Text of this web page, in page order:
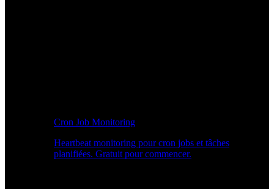
Cron Job Monitoring
Heartbeat monitoring pour cron jobs et tâches
planifiées. Gratuit pour commencer.